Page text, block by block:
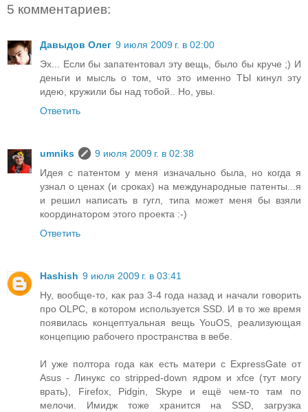
5 комментариев:
Давыдов Олег 9 июля 2009 г. в 02:00
Эх... Если бы запатентовал эту вещь, было бы круче ;) И
деньги и мысль о том, что это именно ТЫ кинул эту
идею, кружили бы над тобой.. Но, увы.
Ответить
umniks
9 июля 2009 г. в 02:38
Идея с патентом у меня изначально была, но когда я
узнал о ценах (и сроках) на международные патенты...я
и решил написать в гугл, типа может меня бы взяли
координатором этого проекта :-)
Ответить
Hashish 9 июля 2009 г. в 03:41
Ну, вообще-то, как раз 3-4 года назад и начали говорить
про OLPC, в котором используется SSD. И в то же время
появилась концептуальная вещь YouOS, реализующая
концепцию рабочего пространства в вебе.
И уже полтора года как есть матери с ExpressGate от
Asus - Линукс со stripped-down ядром и xfce (тут могу
врать), Firefox, Pidgin, Skype и ещё чем-то там по
мелочи. Имидж тоже хранится на SSD, загрузка